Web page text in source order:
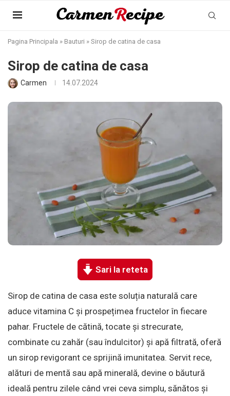
Pagina Principala » Bauturi » Sirop de catina de casa
Sirop de catina de casa
Carmen 14.07.2024
Sari la reteta
Sirop de catina de casa este soluția naturală care
aduce vitamina C și prospețimea fructelor în fiecare
pahar. Fructele de cătină, tocate și strecurate,
combinate cu zahăr (sau îndulcitor) și apă filtrată, oferă
un sirop revigorant ce sprijină imunitatea. Servit rece,
alături de mentă sau apă minerală, devine o băutură
ideală pentru zilele când vrei ceva simplu, sănătos și